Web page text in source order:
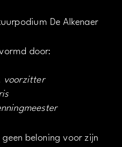
De Alkenaer
door:
voorzitter
beloning voor zijn